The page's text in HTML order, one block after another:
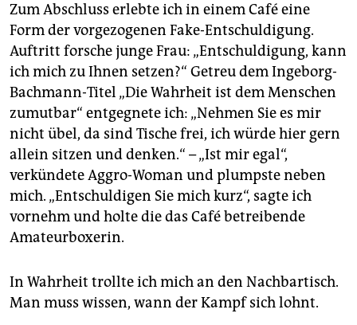
Zum Abschluss erlebte ich in einem Café eine
Form der vorgezogenen Fake-Entschuldigung.
Auftritt forsche junge Frau: „Entschuldigung, kann
ich mich zu Ihnen setzen?“ Getreu dem ­Ingeborg-
Bachmann-Titel „Die Wahrheit ist dem Menschen
zumutbar“ entgegnete ich: „Nehmen Sie es mir
nicht übel, da sind Tische frei, ich würde hier gern
allein sitzen und denken.“ – „Ist mir egal“,
verkündete ­Aggro-Woman und plumpste neben
mich. „Entschuldigen Sie mich kurz“, sagte ich
vornehm und holte die das Café betreibende
Amateurboxerin.
In Wahrheit trollte ich mich an den Nachbartisch.
Man muss wissen, wann der Kampf sich lohnt.